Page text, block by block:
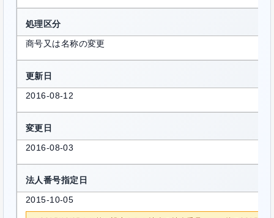
処理区分
商号又は名称の変更
更新日
2016-08-12
変更日
2016-08-03
法人番号指定日
2015-10-05